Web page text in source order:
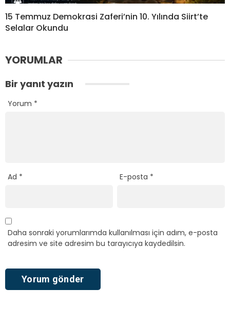
15 Temmuz Demokrasi Zaferi’nin 10. Yılında Siirt’te
Selalar Okundu
YORUMLAR
Bir yanıt yazın
Yorum *
Ad * E-posta *
Daha sonraki yorumlarımda kullanılması için adım, e-posta
adresim ve site adresim bu tarayıcıya kaydedilsin.